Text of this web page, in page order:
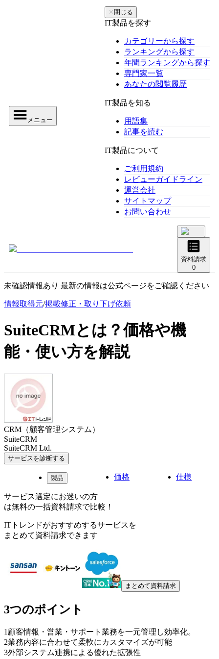
メニュー
✕ 閉じる
IT製品を探す
カテゴリーから探す
ランキングから探す
年間ランキングから探す
専門家一覧
あなたの閲覧履歴
IT製品を知る
用語集
記事を読む
IT製品について
ご利用規約
レビューガイドライン
運営会社
サイトマップ
お問い合わせ
資料請求
0
未確認情報あり 最新の情報は公式ページをご確認ください
情報取得元/掲載修正・取り下げ依頼
SuiteCRMとは？価格や機
能・使い方を解説
CRM（顧客管理システム）
SuiteCRM
SuiteCRM Ltd.
サービスを診断する
製品 価格 仕様
サービス選定にお迷いの方
は無料の一括資料請求で比較！
ITトレンドがおすすめするサービスを
まとめて資料請求できます
まとめて資料請求
3つのポイント
1 顧客情報・営業・サポート業務を一元管理し効率化。
2業務内容に合わせて柔軟にカスタマイズが可能
3外部システム連携による優れた拡張性